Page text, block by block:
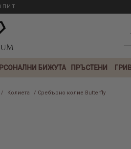
БИЖУТА ПРЪСТЕНИ
/ Колиета / Сребърно колие Butterfly